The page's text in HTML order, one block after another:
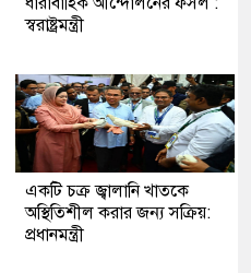
স্বরাষ্ট্রমন্ত্রী
একটি চক্র জ্বালানি খাতকে
অস্থিতিশীল করার জন্য সক্রিয়:
প্রধানমন্ত্রী